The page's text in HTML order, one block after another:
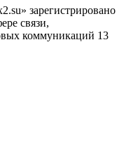
зарегистрировано
связи,
коммуникаций 13